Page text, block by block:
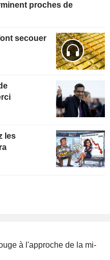
proches de
secouer
les
à l'approche de la mi-